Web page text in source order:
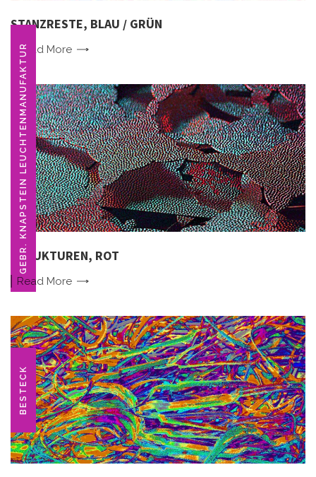
STANZRESTE, BLAU / GRÜN
Read More
GEBR. KNAPSTEIN LEUCHTENMANUFAKTUR
STRUKTUREN, ROT
Read More
BESTECK